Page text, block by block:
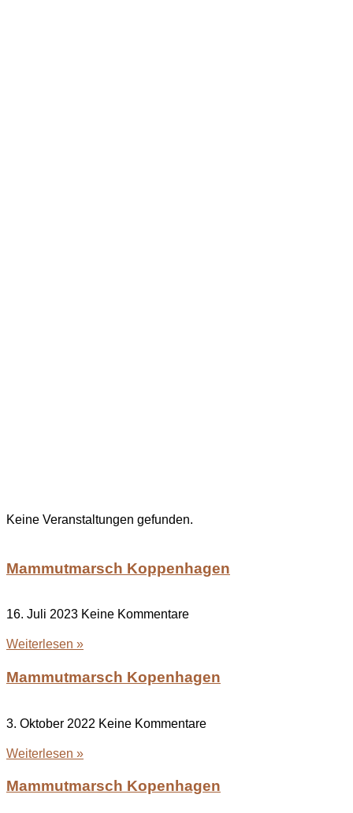
Keine Veranstaltungen gefunden.
Mammutmarsch Koppenhagen
16. Juli 2023 Keine Kommentare
Weiterlesen »
Mammutmarsch Kopenhagen
3. Oktober 2022 Keine Kommentare
Weiterlesen »
Mammutmarsch Kopenhagen